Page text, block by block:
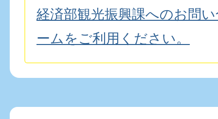
経済部観光振興課へのお問
ームをご利用ください。